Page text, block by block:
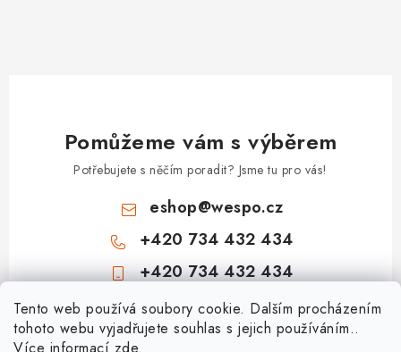
Tento web používá soubory cookie. Dalším procházením
tohoto webu vyjadřujete souhlas s jejich používáním..
Pomůžeme vám s výběrem
Potřebujete s něčím poradit? Jsme tu pro vás!
eshop@wespo.cz
+420 734 432 434
+420 734 432 434